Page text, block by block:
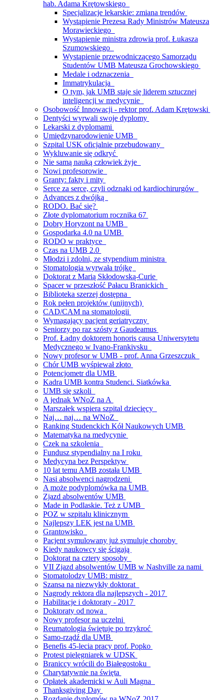
hab. Adama Krętowskiego
Specjalizacje lekarskie: zmiana trendów
Wystąpienie Prezesa Rady Ministrów Mateusza
Morawieckiego
Wystąpienie ministra zdrowia prof. Łukasza
Szumowskiego
Wystąpienie przewodniczącego Samorządu
Studentów UMB Mateusza Grochowskiego
Medale i odznaczenia
Immatrykulacja
O tym, jak UMB staje się liderem sztucznej
inteligencji w medycynie
Osobowość Innowacji - rektor prof. Adam Krętowski
Dentyści wyrwali swoje dyplomy
Lekarski z dyplomami
Umiędzynarodowienie UMB
Szpital USK oficjalnie przebudowany
Wykluwanie się odkryć
Nie samą nauką człowiek żyje
Nowi profesorowie
Granty: fakty i mity
Serce za serce, czyli odznaki od kardiochirurgów
Advances z dwójką
RODO. Bać się?
Złote dyplomatorium rocznika 67
Dobry Horyzont na UMB
Gospodarka 4.0 na UMB
RODO w praktyce
Czas na UMB 2.0
Młodzi i zdolni, ze stypendium ministra
Stomatologia wyrwała trójkę
Doktorat z Marią Skłodowską-Curie
Spacer w przeszłość Pałacu Branickich
Biblioteka szerzej dostępna
Rok pełen projektów (unijnych)
CAD/CAM na stomatologii
Wymagający pacjent geriatryczny
Seniorzy po raz szósty z Gaudeamus
Prof. Ładny doktorem honoris causa Uniwersytetu
Medycznego w Ivano-Frankivsku
Nowy profesor w UMB - prof. Anna Grzeszczuk
Chór UMB wyśpiewał złoto
Potencjometr dla UMB
Kadra UMB kontra Studenci. Siatkówka
UMB się szkoli
A jednak WNoZ na A
Marszałek wspiera szpital dziecięcy
Naj… naj… na WNoZ
Ranking Studenckich Kół Naukowych UMB
Matematyka na medycynie
Czek na szkolenia
Fundusz stypendialny na I roku
Medycyna bez Perspektyw
10 lat temu AMB została UMB
Nasi absolwenci nagrodzeni
A może podyplomówka na UMB
Zjazd absolwentów UMB
Made in Podlaskie. Też z UMB
POZ w szpitalu klinicznym
Najlepszy LEK jest na UMB
Grantowisko
Pacjent symulowany już symuluje choroby
Kiedy naukowcy się ścigają
Doktorat na cztery sposoby
VII Zjazd absolwentów UMB w Nashville za nami
Stomatolodzy UMB: mistrz
Szansa na niezwykły doktorat
Nagrody rektora dla najlepszych - 2017
Habilitacje i doktoraty - 2017
Doktoraty od nowa
Nowy profesor na uczelni
Reumatologia świętuje po trzykroć
Samo-rządź dla UMB
Benefis 45-lecia pracy prof. Popko
Protest pielęgniarek w UDSK
Braniccy wrócili do Białegostoku
Charytatywnie na święta
Opłatek akademicki w Auli Magna
Thanksgiving Day